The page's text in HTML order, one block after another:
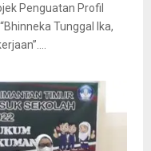
Penguatan Profil
Tunggal Ika,